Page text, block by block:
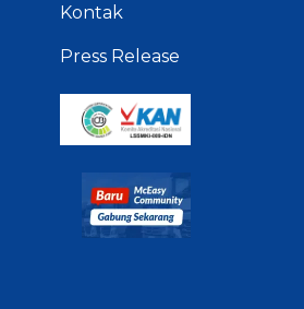
Kontak
Press Release